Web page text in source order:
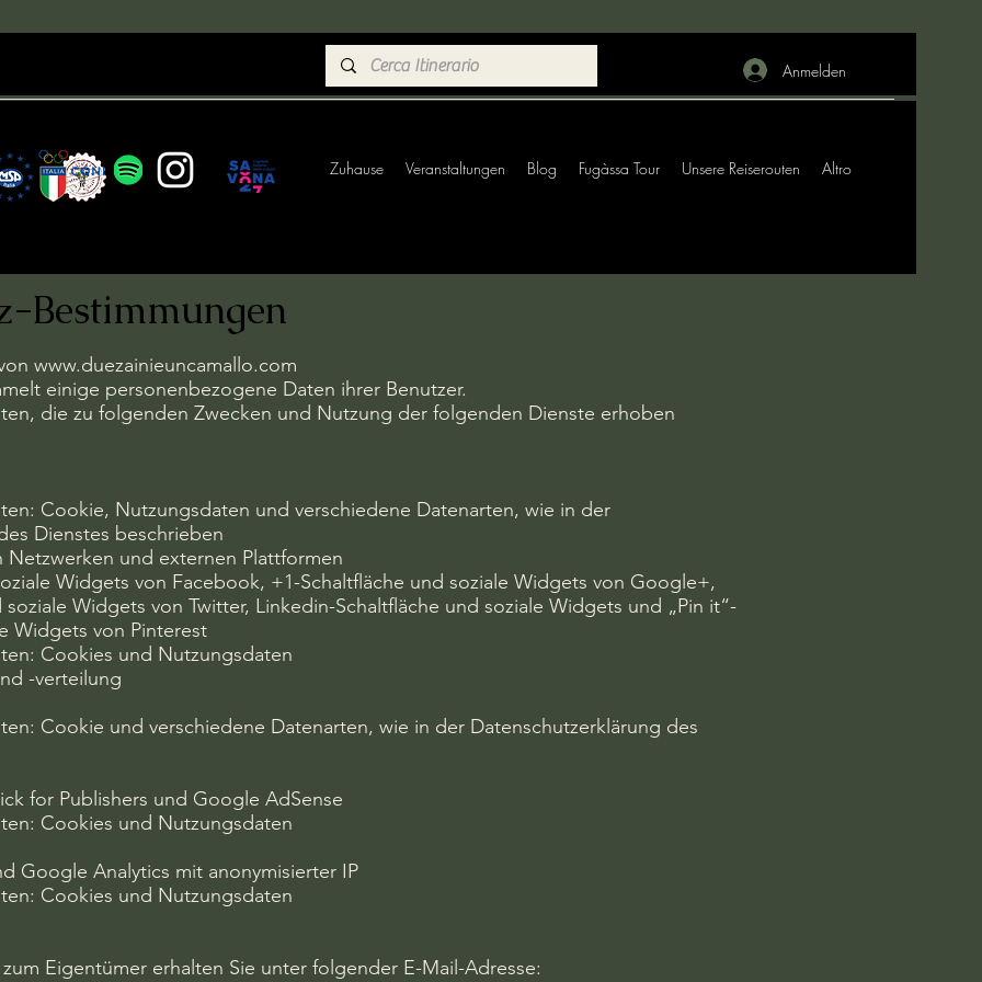
Anmelden
Zuhause Veranstaltungen Blog Fugàssa Tour Unsere Reiserouten Altro
Bestimmungen
www.duezainieuncamallo.com
einige personenbezogene Daten ihrer Benutzer.
die zu folgenden Zwecken und Nutzung der folgenden Dienste erhoben
Cookie, Nutzungsdaten und verschiedene Datenarten, wie in der
Dienstes beschrieben
und externen Plattformen
Widgets von Facebook, +1-Schaltfläche und soziale Widgets von Google+,
soziale Widgets von Twitter, Linkedin-Schaltfläche und soziale Widgets und „Pin it“-
Widgets von Pinterest
Cookies und Nutzungsdaten
-verteilung
Cookie und verschiedene Datenarten, wie in der Datenschutzerklärung des
for Publishers und Google AdSense
Cookies und Nutzungsdaten
Google Analytics mit anonymisierter IP
Cookies und Nutzungsdaten
Eigentümer erhalten Sie unter folgender E-Mail-Adresse: